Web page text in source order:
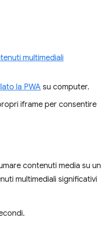
multimediali
la PWAsu computer.
iframe per consentire
contenuti media su un
multimediali significativi